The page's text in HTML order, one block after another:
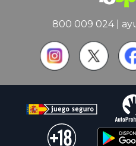
800 009 024|